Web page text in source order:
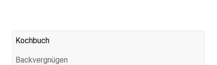
Kochbuch
Backvergnügen